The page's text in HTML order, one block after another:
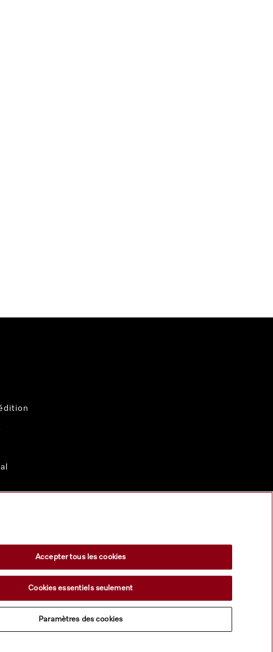
de décoration.
Accepter tous les cookies
Cookies essentiels seulement
Paramètres des cookies